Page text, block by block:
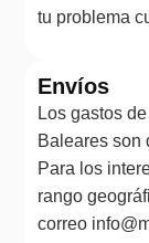
tu problema
Envíos
Los gastos
Baleares son
Para los
rango
correo